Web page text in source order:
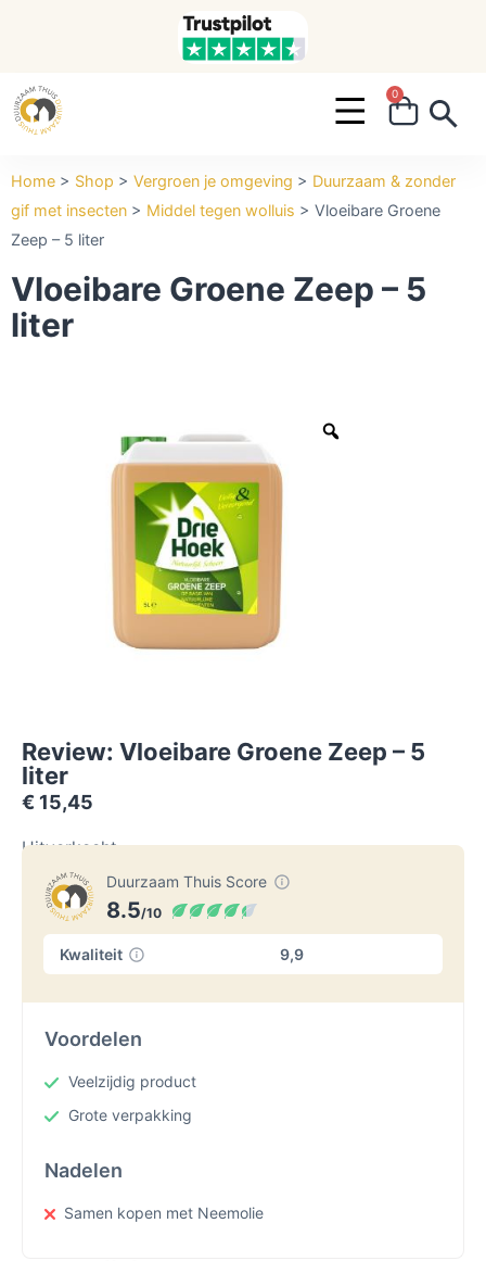
0
Home > Shop > Vergroen je omgeving > Duurzaam & zonder
gif met insecten > Middel tegen wolluis > Vloeibare Groene
Zeep – 5 liter
Vloeibare Groene Zeep – 5
liter
Review: Vloeibare Groene Zeep – 5
liter
€ 15,45
Uitverkocht
Duurzaam Thuis Score
8.5/10
Kwaliteit 9,9
Voordelen
Veelzijdig product
Grote verpakking
Nadelen
Samen kopen met Neemolie